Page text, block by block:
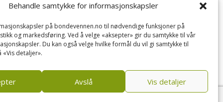
Behandle samtykke for informasjonskapsler
på bondevennen.no til nødvendige funksjoner på
og markedsføring. Ved å velge «aksepter» gir du samtykke til vår
Du kan også velge hvilke formål du vil gi samtykke til
«Vis detaljer».
Avslå Vis detaljer